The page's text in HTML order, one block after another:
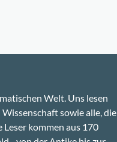
Welt. Uns lesen
sowie alle, die
kommen aus 170